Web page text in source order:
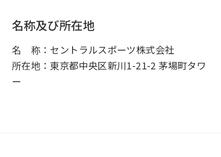
名称及び所在地
名 称：セントラルスポーツ株式会社
所在地：東京都中央区新川1-21-2 茅場町タワ
ー